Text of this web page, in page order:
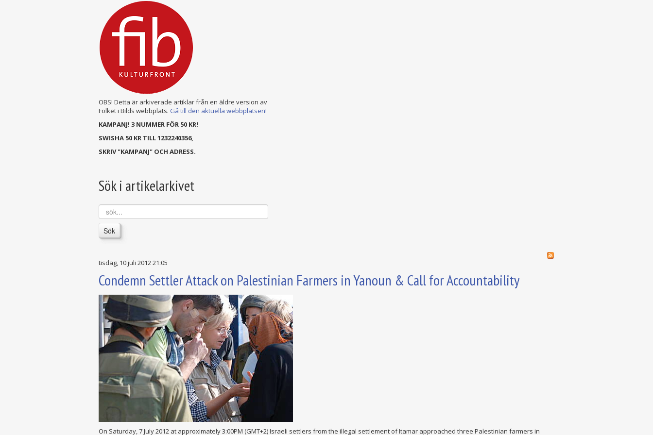
OBS! Detta är arkiverade artiklar från en äldre version av
Folket i Bilds webbplats. Gå till den aktuella webbplatsen!
KAMPANJ! 3 NUMMER FÖR 50 KR!
SWISHA 50 KR TILL 1232240356,
SKRIV "KAMPANJ" OCH ADRESS.
Sök i artikelarkivet
sök...
Sök
tisdag, 10 juli 2012 21:05
Condemn Settler Attack on Palestinian Farmers in Yanoun & Call for Accountability
On Saturday, 7 July 2012 at approximately 3:00PM (GMT+2) Israeli settlers from the illegal settlement of Itamar approached three Palestinian farmers in